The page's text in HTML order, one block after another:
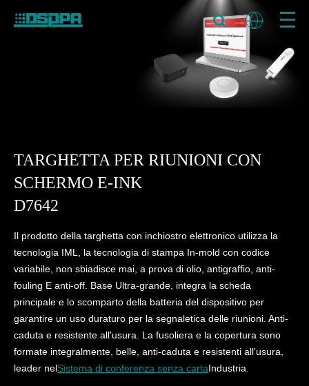
TARGHETTA PER RIUNIONI CON
SCHERMO E-INK
D7642
Il prodotto della targhetta con inchiostro elettronico utilizza la
tecnologia IML, la tecnologia di stampa In-mold con codice
variabile, non sbiadisce mai, a prova di olio, antigraffio, anti-
fouling E anti-off. Base Ultra-grande, integra la scheda
principale e lo scomparto della batteria del dispositivo per
garantire un uso duraturo per la segnaletica delle riunioni. Anti-
caduta e resistente all'usura. La fusoliera e la copertura sono
formate integralmente, belle, anti-caduta e resistenti all'usura,
leader nelSistema di conferenza senza cartaIndustria.